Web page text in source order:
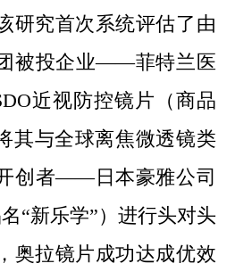
研究首次系统评估了由
被投企业——菲特兰医
近视防控镜片（商品
其与全球离焦微透镜类
创者——日本豪雅公司
“新乐学”）进行头对头
奥拉镜片成功达成优效